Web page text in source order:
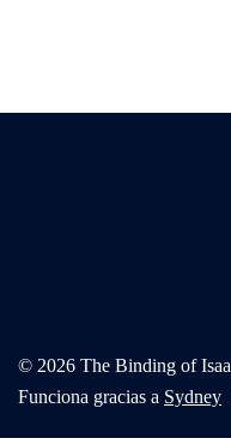
© 2026 The Binding of
Funciona gracias a Sydney